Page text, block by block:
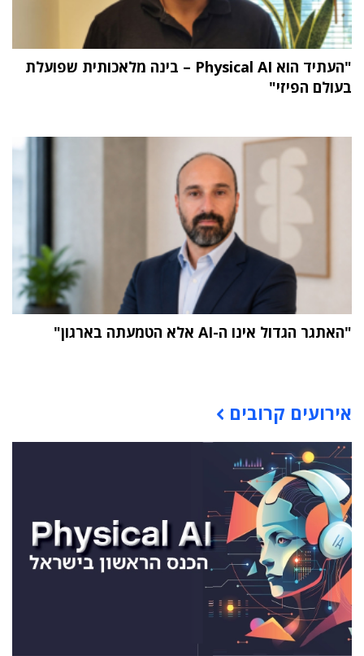
"העתיד הוא Physical AI – בינה מלאכותית שפועלת
בעולם הפיזי"
"האתגר הגדול אינו ה-AI אלא הטמעתה בארגון"
אירועים קרובים